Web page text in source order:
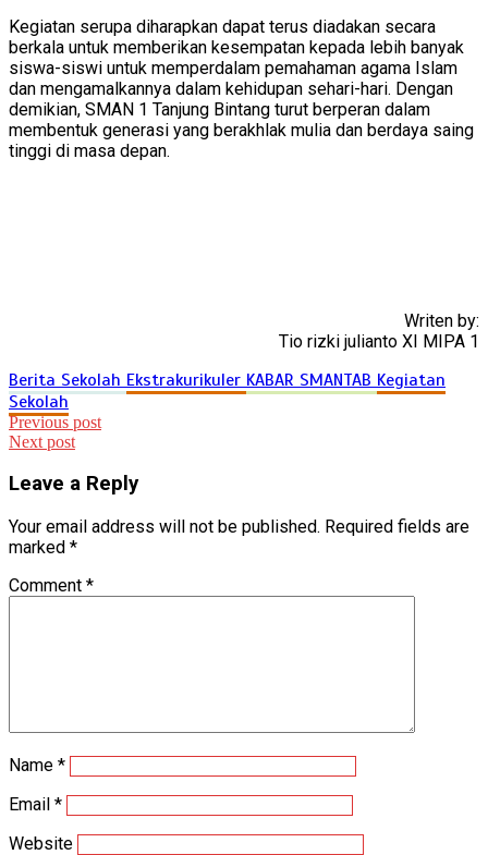
Kegiatan serupa diharapkan dapat terus diadakan secara
berkala untuk memberikan kesempatan kepada lebih banyak
siswa-siswi untuk memperdalam pemahaman agama Islam
dan mengamalkannya dalam kehidupan sehari-hari. Dengan
demikian, SMAN 1 Tanjung Bintang turut berperan dalam
membentuk generasi yang berakhlak mulia dan berdaya saing
tinggi di masa depan.
Writen by:
Tio rizki julianto XI MIPA 1
Berita Sekolah Ekstrakurikuler KABAR SMANTAB Kegiatan
Sekolah
Post
navigation
Previous post
Next post
Leave a Reply
Your email address will not be published. Required fields are
marked *
Comment *
Name *
Email *
Website